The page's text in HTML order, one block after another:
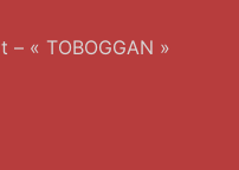
« TOBOGGAN »